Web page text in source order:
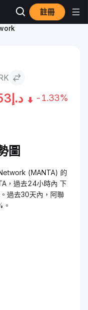
註冊
酋迪拉姆 to Manta
د.إ -1.33%
圖
(MANTA) 的
，過去24小時內 下
過去30天內，阿聯